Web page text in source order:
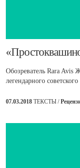
Обозреватель Rara Avis
легендарного
07.03.2018 ТЕКСТЫ /